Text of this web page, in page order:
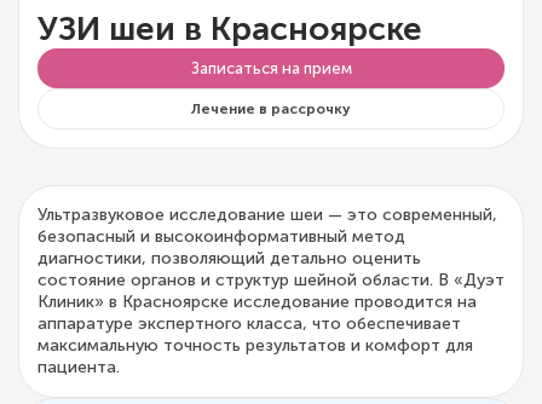
УЗИ шеи в Красноярске
Записаться на прием
Лечение в рассрочку
Ультразвуковое исследование шеи — это современный,
безопасный и высокоинформативный метод
диагностики, позволяющий детально оценить
состояние органов и структур шейной области. В «Дуэт
Клиник» в Красноярске исследование проводится на
аппаратуре экспертного класса, что обеспечивает
максимальную точность результатов и комфорт для
пациента.